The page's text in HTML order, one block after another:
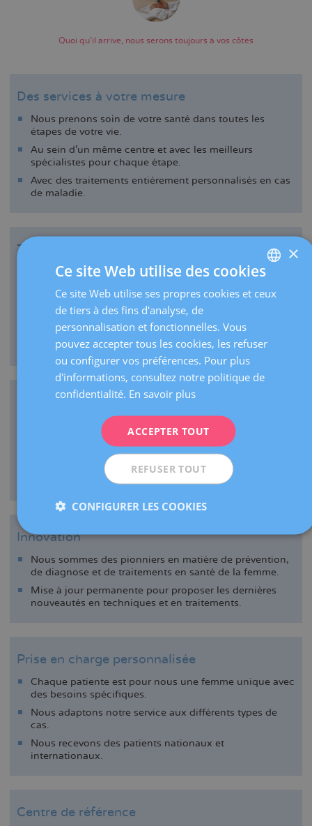
Quoi qu'il arrive, nous serons toujours à vos côtés
Des services à votre mesure
Nous prenons soin de votre santé dans toutes les
étapes de votre vie.
Au sein d’un même centre et avec les meilleurs
spécialistes pour chaque étape.
Avec des traitements entièrement personnalisés en cas
de maladie.
Tranquillité et commodité
Nous œuvrons dans le sens de faire gagner du temps et
Nous coordonnons les visites et les tests dans la même
journée.
En cas de maladie, les tests et le diagnostic sont
effectués en moins de 24 heures.
Unités spécialisées
Pour donner les meilleurs conseils : contraception,
fausses couches à répétition, endométriose...
Pour proposer les traitements les plus appropriés :
grossesses à risque, problèmes d’infertilité et cancers
gynécologiques et du sein.
Innovation
Nous sommes des pionniers en matière de prévention,
de diagnose et de traitements en santé de la femme.
Mise à jour permanente pour proposer les dernières
nouveautés en techniques et en traitements.
Prise en charge personnalisée
Chaque patiente est pour nous une femme unique avec
des besoins spécifiques.
Nous adaptons notre service aux différents types de
cas.
Nous recevons des patients nationaux et
internationaux.
Centre de référence
SPANISH
×
Ce site Web utilise des cookies
Ce site Web utilise ses propres cookies et ceux
de tiers à des fins d'analyse, de
personnalisation et fonctionnelles. Vous
pouvez accepter tous les cookies, les refuser
ou configurer vos préférences. Pour plus
d'informations, consultez notre politique de
confidentialité. En savoir plus
ACCEPTER TOUT
REFUSER TOUT
CONFIGURER LES COOKIES